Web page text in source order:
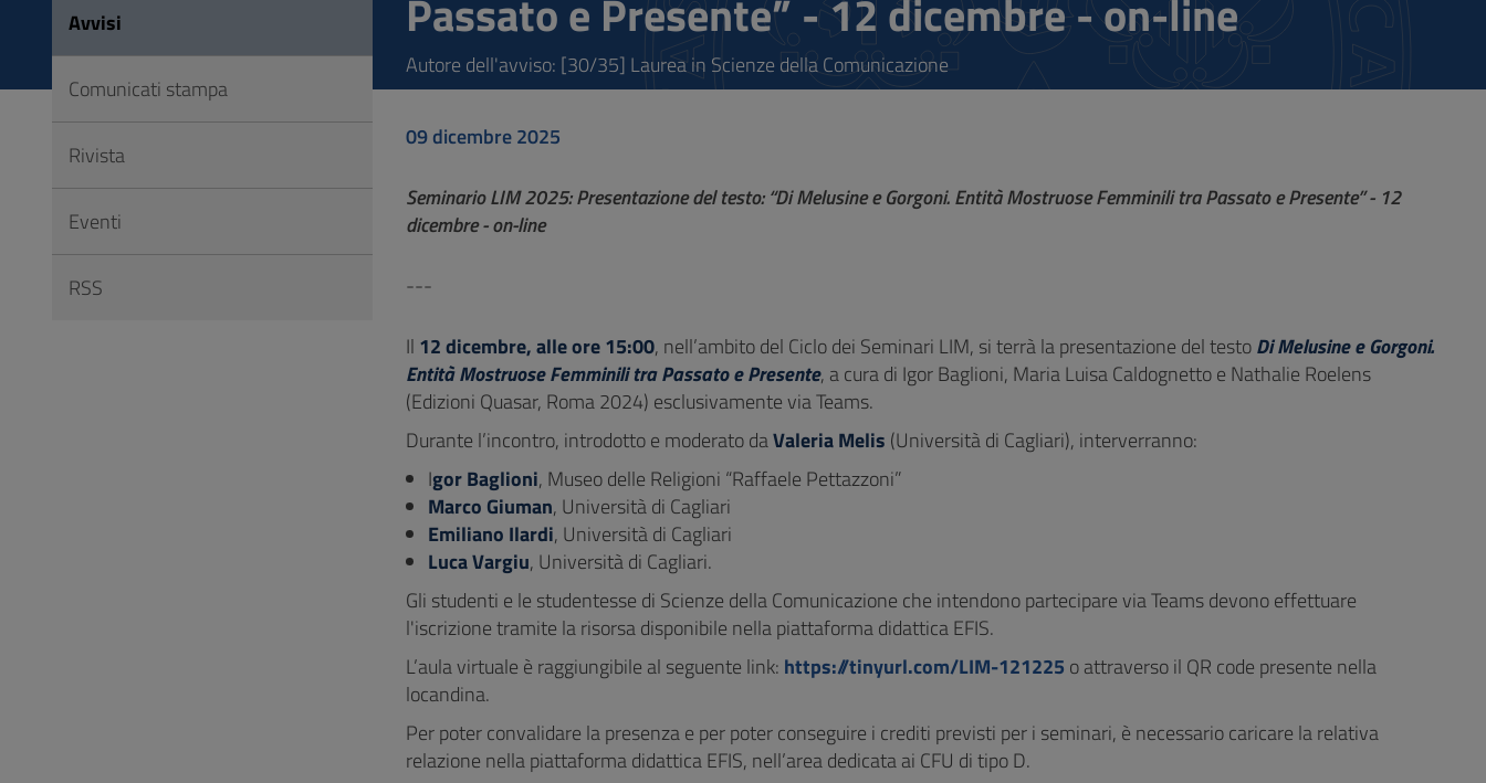
Passato e Presente” - 12 dicembre - on-line
Autore dell'avviso: [30/35] Laurea in Scienze della Comunicazione
09 dicembre 2025
Seminario LIM 2025: Presentazione del testo: “Di Melusine e Gorgoni. Entità Mostruose Femminili tra Passato e Presente” - 12
dicembre - on-line
---
Il 12 dicembre, alle ore 15:00, nell’ambito del Ciclo dei Seminari LIM, si terrà la presentazione del testoDi Melusine e Gorgoni.
Entità Mostruose Femminili tra Passato e Presente, a cura di Igor Baglioni, Maria Luisa Caldognetto e Nathalie Roelens
(Edizioni Quasar, Roma 2024) esclusivamente via Teams.
Durante l’incontro, introdotto e moderato daValeria Melis (Università di Cagliari), interverranno:
Igor Baglioni, Museo delle Religioni “Raffaele Pettazzoni”
Marco Giuman, Università di Cagliari
Emiliano Ilardi, Università di Cagliari
Luca Vargiu, Università di Cagliari.
Gli studenti e le studentesse di Scienze della Comunicazione che intendono partecipare via Teams devono effettuare
l'iscrizione tramite la risorsa disponibile nella piattaforma didattica EFIS.
L’aula virtuale è raggiungibile al seguente link: https://tinyurl.com/LIM-121225 o attraverso il QR code presente nella
locandina.
Per poter convalidare la presenza e per poter conseguire i crediti previsti per i seminari, è necessario caricare la relativa
relazione nella piattaforma didattica EFIS, nell’area dedicata ai CFU di tipo D.
Avvisi
Comunicati stampa
Rivista
Eventi
RSS